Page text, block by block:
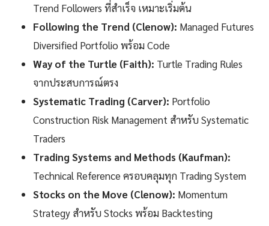
Trend Followers ที่สำเร็จ เหมาะเริ่มต้น
Following the Trend (Clenow): Managed Futures
Diversified Portfolio พร้อม Code
Way of the Turtle (Faith): Turtle Trading Rules
จากประสบการณ์ตรง
Systematic Trading (Carver): Portfolio
Construction Risk Management สำหรับ Systematic
Traders
Trading Systems and Methods (Kaufman):
Technical Reference ครอบคลุมทุก Trading System
Stocks on the Move (Clenow): Momentum
Strategy สำหรับ Stocks พร้อม Backtesting